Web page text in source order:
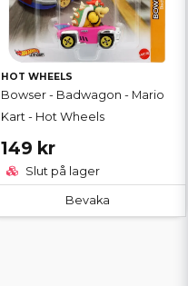
HOT WHEELS
Bowser - Badwagon - Mario
Kart - Hot Wheels
149 kr
Slut på lager
Bevaka